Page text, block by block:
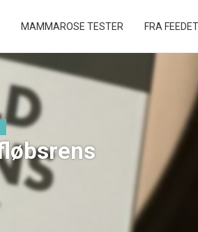
MAMMAROSE TESTER FRA FEEDET